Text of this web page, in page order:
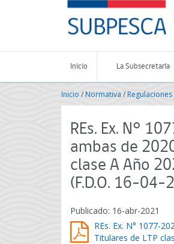
-
Subsecretaría
de
Pesca
Acuicultura
-
de
Chile
Inicio La Subsecretaría
Inicio /Normativa /
REs. Ex. N°
ambas de
clase A Año
(F.D.O. 16-04-
Publicado: 16-abr-2021
REs. Ex. N° 1077-
Titulares de LTP